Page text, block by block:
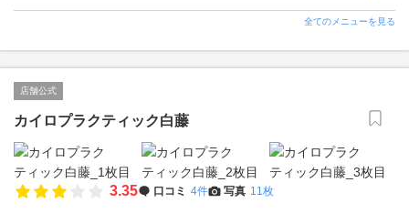
全てのメニューを見る
店舗公式
カイロプラクティック白藤
3.35 口コミ 4件 写真 11枚